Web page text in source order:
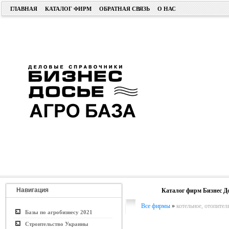
ГЛАВНАЯ КАТАЛОГ ФИРМ ОБРАТНАЯ СВЯЗЬ О НАС
Навигация
Базы по агробизнесу 2021
Строительство Украины
Каталог фирм Бизнес
Все фирмы » котельное,